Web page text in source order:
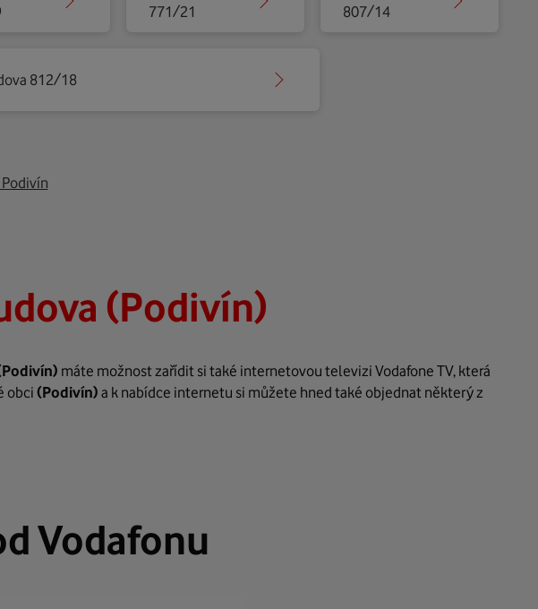
771/21
807/14
812/18
(Podivín)
máte možnost zařídit si také internetovou televizi Vodafone TV, která
obci(Podivín) a k nabídce internetu si můžete hned také objednat některý z
Vodafonu